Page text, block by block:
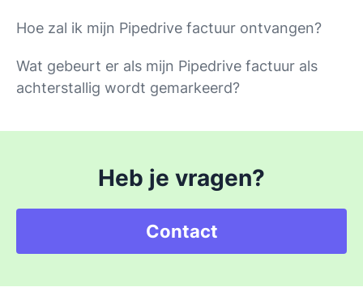
Hoe zal ik mijn Pipedrive factuur ontvangen?
Wat gebeurt er als mijn Pipedrive factuur als
achterstallig wordt gemarkeerd?
Heb je vragen?
Contact